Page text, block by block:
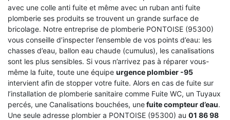
avec une colle anti fuite et même avec un ruban anti fuite
plomberie ses produits se trouvent un grande surface de
bricolage. Notre entreprise de plomberie PONTOISE (95300)
vous conseille d’inspecter l’ensemble de vos points d’eau: les
chasses d’eau, ballon eau chaude (cumulus), les canalisations
sont les plus sensibles. Si vous n’arrivez pas à réparer vous-
même la fuite, toute une équipe urgence plombier -95
intervient afin de stopper votre fuite. Alors en cas de fuite sur
l’installation de plomberie sanitaire comme Fuite WC, un Tuyaux
percés, une Canalisations bouchées, unefuite compteur d’eau.
Une seule adresse plombier a PONTOISE (95300) au 01 86 98